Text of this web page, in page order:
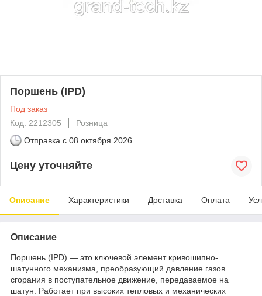
Поршень (IPD)
Под заказ
Код: 2212305
Розница
Отправка с 08 октября 2026
Цену уточняйте
Описание Характеристики Доставка Оплата
Описание
Поршень (IPD) — это ключевой элемент кривошипно-
шатунного механизма, преобразующий давление газов
сгорания в поступательное движение, передаваемое на
шатун. Работает при высоких тепловых и механических